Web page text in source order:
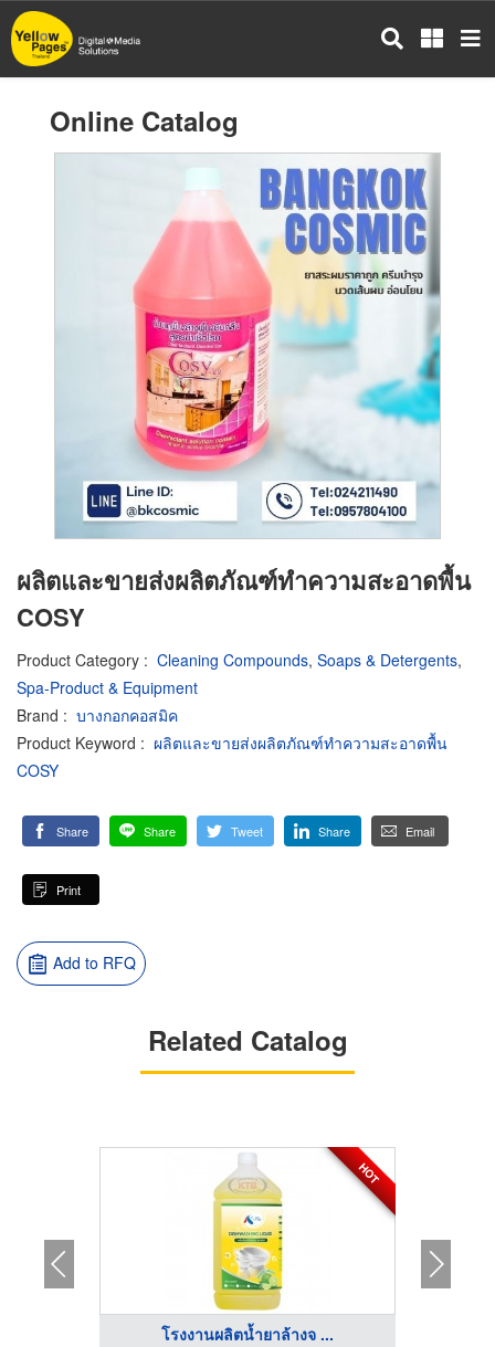
Skip
to
main
Online Catalog
ผลิตและขายส่งผลิตภัณฑ์ทำความสะอาดพื้น
COSY
Product Category : Cleaning Compounds, Soaps & Detergents,
Spa-Product & Equipment
Brand : บางกอกคอสมิค
Product Keyword : ผลิตและขายส่งผลิตภัณฑ์ทำความสะอาดพื้น
COSY
Share Share Tweet Share Email
Print
Add to RFQ
Related Catalog
HOT
โรงงานผลิตน้ำยาล้างจ ...